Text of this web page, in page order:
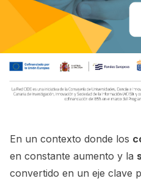
En un contexto donde los
en constante aumento y la
convertido en un eje clave